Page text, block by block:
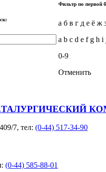
Фильтр по первой
а б в г д е ё ж
a b c d e f g h
0-9
Отменить
7, тел: (0-44) 517-34-90
(0-44) 585-88-01